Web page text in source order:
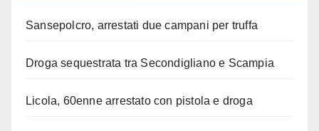
Sansepolcro, arrestati due campani per truffa
Droga sequestrata tra Secondigliano e Scampia
Licola, 60enne arrestato con pistola e droga